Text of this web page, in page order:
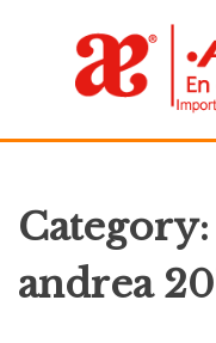
Category:
andrea